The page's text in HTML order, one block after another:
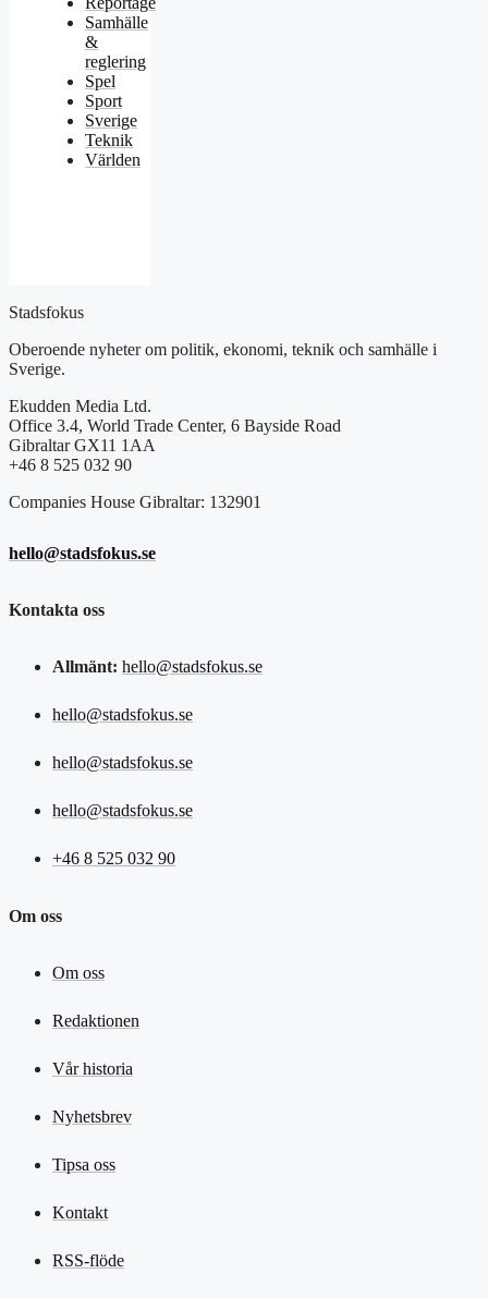
Samhälle
&
reglering
Spel
Sport
Sverige
Teknik
Världen
Stadsfokus
Oberoende nyheter om politik, ekonomi, teknik och samhälle i
Sverige.
Ekudden Media Ltd.
Office 3.4, World Trade Center, 6 Bayside Road
Gibraltar GX11 1AA
+46 8 525 032 90
Companies House Gibraltar: 132901
hello@stadsfokus.se
Kontakta oss
Allmänt: hello@stadsfokus.se
hello@stadsfokus.se
hello@stadsfokus.se
hello@stadsfokus.se
+46 8 525 032 90
Om oss
Om oss
Redaktionen
Vår historia
Nyhetsbrev
Tipsa oss
Kontakt
RSS-flöde